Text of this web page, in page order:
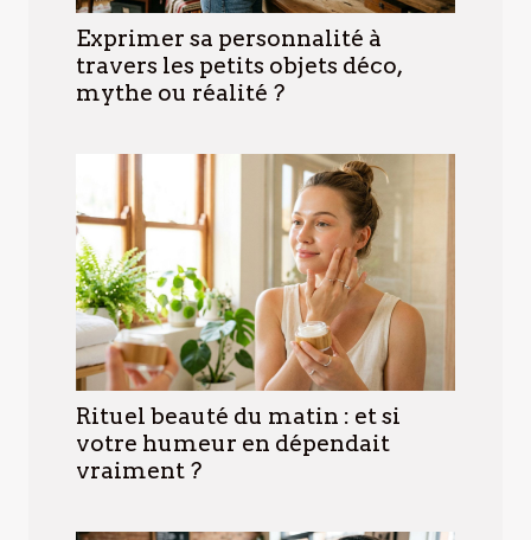
Exprimer sa personnalité à
travers les petits objets déco,
mythe ou réalité ?
Rituel beauté du matin : et si
votre humeur en dépendait
vraiment ?